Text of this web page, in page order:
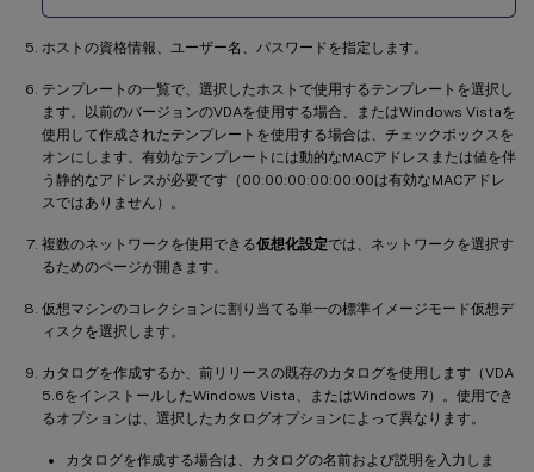
ホストの資格情報、ユーザー名、パスワードを指定します。
テンプレートの一覧で、選択したホストで使用するテンプレートを選択し
ます。以前のバージョンのVDAを使用する場合、またはWindows Vistaを
使用して作成されたテンプレートを使用する場合は、チェックボックスを
オンにします。有効なテンプレートには動的なMACアドレスまたは値を伴
う静的なアドレスが必要です（00:00:00:00:00:00は有効なMACアドレ
スではありません）。
複数のネットワークを使用できる仮想化設定では、ネットワークを選択す
るためのページが開きます。
仮想マシンのコレクションに割り当てる単一の標準イメージモード仮想デ
ィスクを選択します。
カタログを作成するか、前リリースの既存のカタログを使用します（VDA
5.6をインストールしたWindows Vista、またはWindows 7）。使用でき
るオプションは、選択したカタログオプションによって異なります。
カタログを作成する場合は、カタログの名前および説明を入力しま